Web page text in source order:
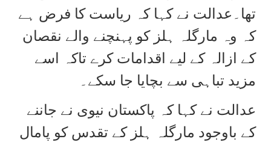
تھا۔عدالت نے کہا کہ ریاست کا فرض ہے
کہ وہ مارگلہ ہلز کو پہنچنے والے نقصان
کے ازالہ کے لیے اقدامات کرے تاکہ اسے
مزید تباہی سے بچایا جا سکے۔
عدالت نے کہا کہ پاکستان نیوی نے جاننے
کے باوجود مارگلہ ہلز کے تقدس کو پامال